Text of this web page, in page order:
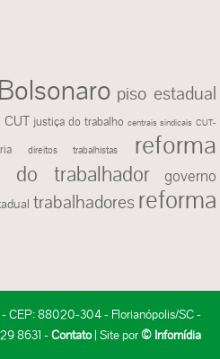
piso estadual
CUT justiça do trabalho centrais sindicais CUT-
direitos trabalhistas
reforma
do trabalhador
governo
trabalhadores reforma
CEP: 88020-304 - Florianópolis/SC -
8631 -Contato| Site por© Infomídia